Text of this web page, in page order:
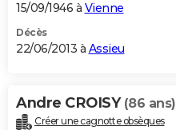
15/09/1946 à Vienne
Décès
22/06/2013 à Assieu
Andre CROISY (86 ans)
Créer une cagnotte obsèques